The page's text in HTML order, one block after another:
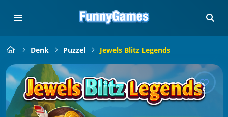
Denk Puzzel Jewels Blitz Legends